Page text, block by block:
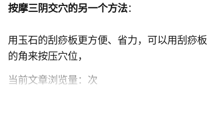
按摩三阴交穴的另一个方法：
用玉石的刮痧板更方便、省力，可以用刮痧板
的角来按压穴位，
当前文章浏览量： 次